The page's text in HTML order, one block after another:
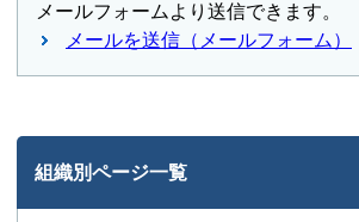
メールフォームより送信できます。
メールを送信（メールフォーム）
組織別ページ一覧